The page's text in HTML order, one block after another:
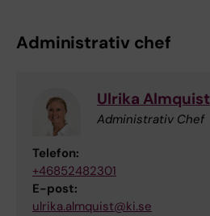
Administrativ chef
Ulrika Almquist
Administrativ Chef
Telefon:
+46852482301
E-post:
ulrika.almquist@ki.se